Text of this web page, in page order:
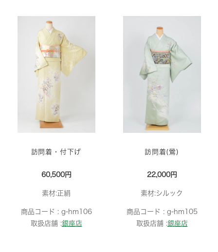
訪問着・付下げ
60,500円
素材:正絹
商品コード : g-hm106
取扱店舗 :銀座店
訪問着(鶯)
22,000円
素材:シルック
商品コード : g-hm105
取扱店舗 :銀座店